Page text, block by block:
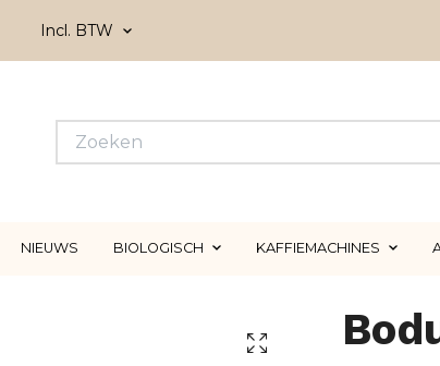
Incl. BTW
NIEUWS BIOLOGISCH KAFFIEMACHINES